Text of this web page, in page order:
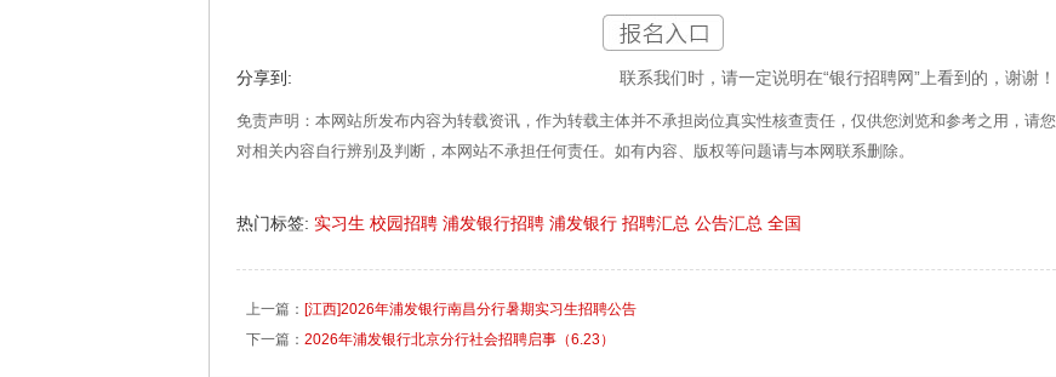
分享到: 联系我们时，请一定说明在“银行招聘网”上看到的，谢谢！
免责声明：本网站所发布内容为转载资讯，作为转载主体并不承担岗位真实性核查责任，仅供您浏览和参考之用，请您
对相关内容自行辨别及判断，本网站不承担任何责任。如有内容、版权等问题请与本网联系删除。
热门标签: 实习生 校园招聘 浦发银行招聘 浦发银行 招聘汇总 公告汇总 全国
上一篇： [江西]2026年浦发银行南昌分行暑期实习生招聘公告
下一篇： 2026年浦发银行北京分行社会招聘启事（6.23）